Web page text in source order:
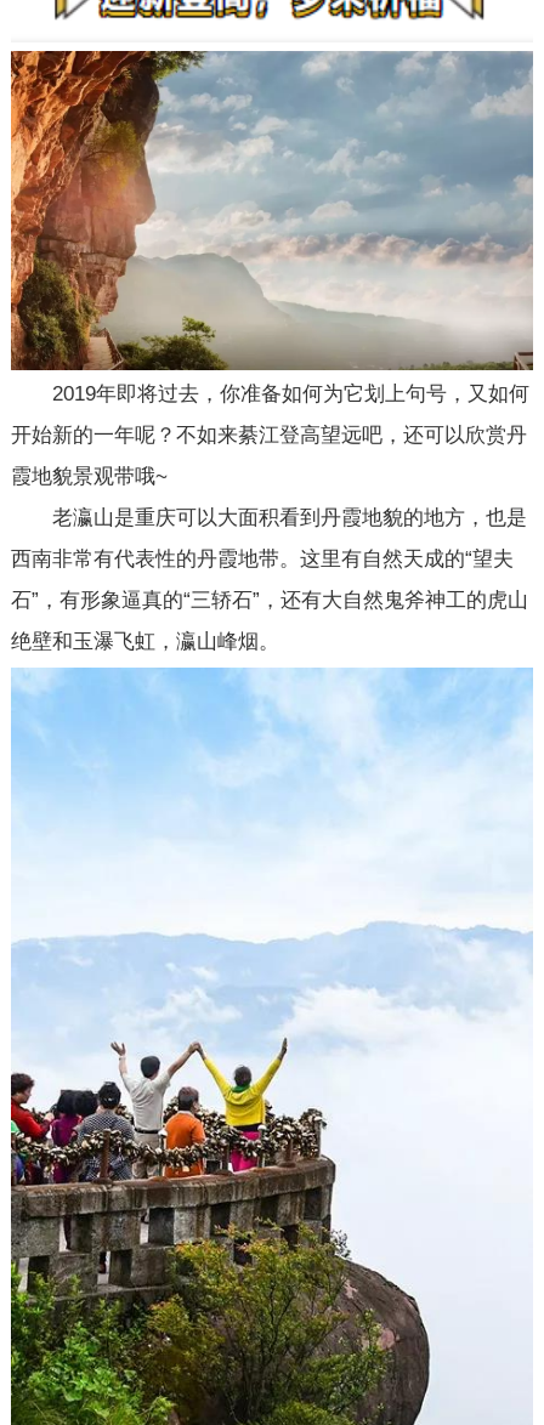
2019年即将过去，你准备如何为它划上句号，又如何
开始新的一年呢？不如来綦江登高望远吧，还可以欣赏丹
霞地貌景观带哦~
老瀛山是重庆可以大面积看到丹霞地貌的地方，也是
西南非常有代表性的丹霞地带。这里有自然天成的“望夫
石”，有形象逼真的“三轿石”，还有大自然鬼斧神工的虎山
绝壁和玉瀑飞虹，瀛山峰烟。